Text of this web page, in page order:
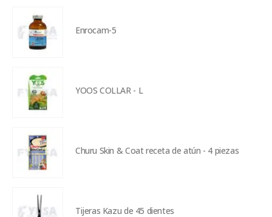
Enrocam-5
YOOS COLLAR - L
Churu Skin & Coat receta de atún - 4 piezas
Tijeras Kazu de 45 dientes